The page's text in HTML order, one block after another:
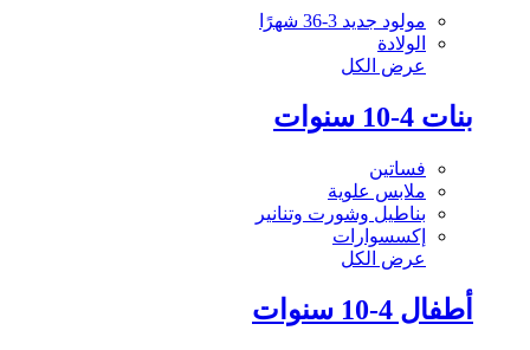
مولود جديد 3-36 شهرًا
الولادة
عرض الكل
بنات 4-10 سنوات
فساتين
ملابس علوية
بناطيل وشورت وتنانير
إكسسوارات
عرض الكل
أطفال 4-10 سنوات